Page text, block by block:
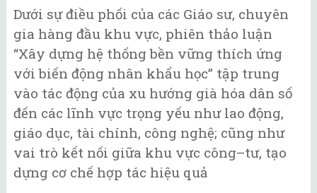
Dưới sự điều phối của các Giáo sư, chuyên
gia hàng đầu khu vực, phiên thảo luận
“Xây dựng hệ thống bền vững thích ứng
với biến động nhân khẩu học” tập trung
vào tác động của xu hướng già hóa dân số
đến các lĩnh vực trọng yếu như lao động,
giáo dục, tài chính, công nghệ; cũng như
vai trò kết nối giữa khu vực công–tư, tạo
dựng cơ chế hợp tác hiệu quả